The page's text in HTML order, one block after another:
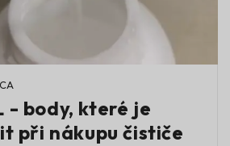
- body, které je
při nákupu čističe